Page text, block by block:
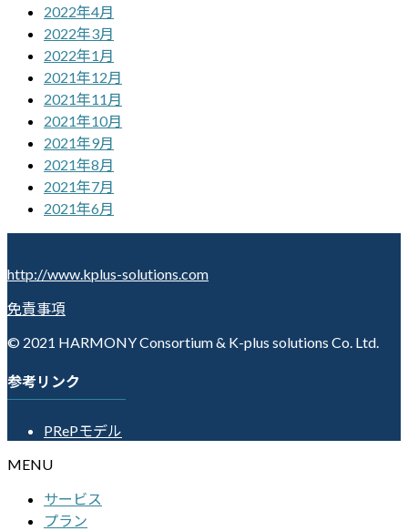
2022年4月
2022年3月
2022年1月
2021年12月
2021年11月
2021年10月
2021年9月
2021年8月
2021年7月
2021年6月
http://www.kplus-solutions.com
免責事項
© 2021 HARMONY Consortium & K-plus solutions Co. Ltd.
参考リンク
PRePモデル
MENU
サービス
プラン